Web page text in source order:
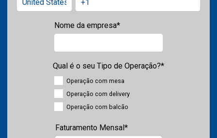
Nome da empresa*
Qual é o seu Tipo de Operação?*
Operação com mesa
Operação com delivery
Operação com balcão
Faturamento Mensal*